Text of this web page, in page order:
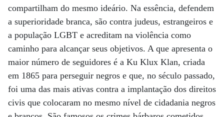
compartilham do mesmo ideário. Na essência, defendem
a superioridade branca, são contra judeus, estrangeiros e
a população LGBT e acreditam na violência como
caminho para alcançar seus objetivos. A que apresenta o
maior número de seguidores é a Ku Klux Klan, criada
em 1865 para perseguir negros e que, no século passado,
foi uma das mais ativas contra a implantação dos direitos
civis que colocaram no mesmo nível de cidadania negros